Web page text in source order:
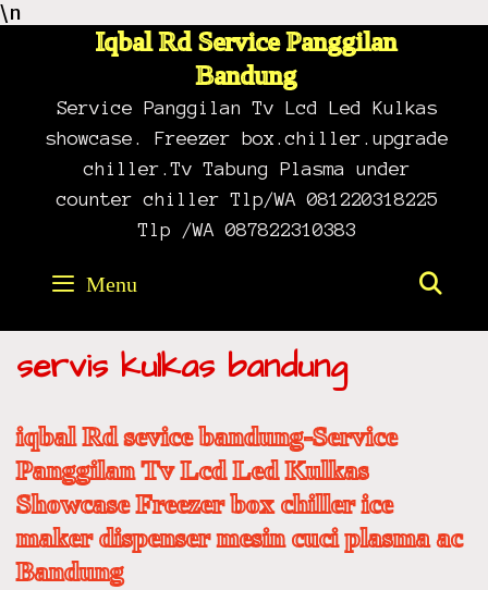
\n
Iqbal Rd Service Panggilan
Bandung
Service Panggilan Tv Lcd Led Kulkas
showcase. Freezer box.chiller.upgrade
chiller.Tv Tabung Plasma under
counter chiller Tlp/WA 081220318225
Tlp /WA 087822310383
Menu
servis kulkas bandung
iqbal Rd sevice bandung-Service
Panggilan Tv Lcd Led Kulkas
Showcase Freezer box chiller ice
maker dispenser mesin cuci plasma ac
Bandung